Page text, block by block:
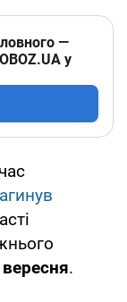
—
у
.